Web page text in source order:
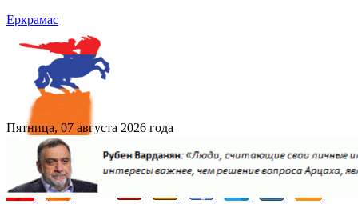
Еркрамас
Пятница, 07 августа 2026 года